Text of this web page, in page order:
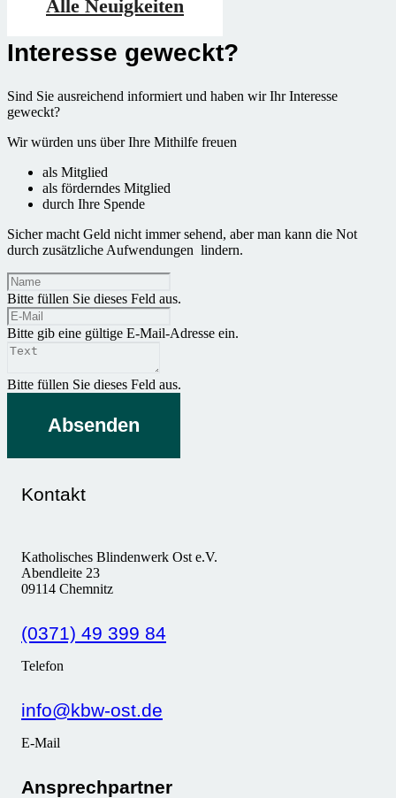
Alle Neuigkeiten
Interesse geweckt?
Sind Sie ausreichend informiert und haben wir Ihr Interesse
geweckt?
Wir würden uns über Ihre Mithilfe freuen
als Mitglied
als förderndes Mitglied
durch Ihre Spende
Sicher macht Geld nicht immer sehend, aber man kann die Not
durch zusätzliche Aufwendungen lindern.
Bitte füllen Sie dieses Feld aus.
Bitte gib eine gültige E-Mail-Adresse ein.
Bitte füllen Sie dieses Feld aus.
Absenden
Kontakt
Katholisches Blindenwerk Ost e.V.
Abendleite 23
09114 Chemnitz
(0371) 49 399 84
Telefon
info@kbw-ost.de
E-Mail
Ansprechpartner